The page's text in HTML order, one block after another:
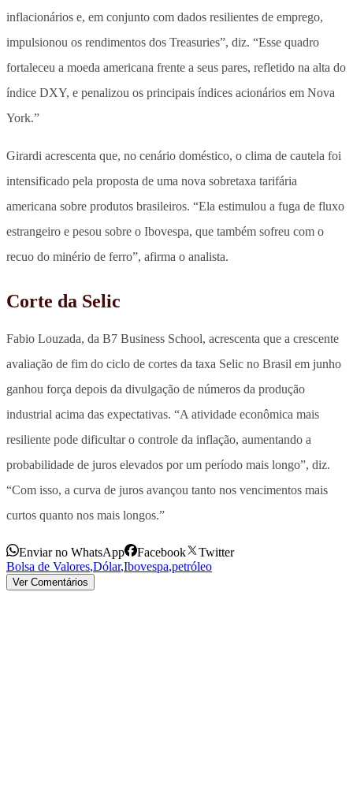
inflacionários e, em conjunto com dados resilientes de emprego,
impulsionou os rendimentos dos Treasuries”, diz. “Esse quadro
fortaleceu a moeda americana frente a seus pares, refletido na alta do
índice DXY, e penalizou os principais índices acionários em Nova
York.”
Girardi acrescenta que, no cenário doméstico, o clima de cautela foi
intensificado pela proposta de uma nova sobretaxa tarifária
americana sobre produtos brasileiros. “Ela estimulou a fuga de fluxo
estrangeiro e pesou sobre o Ibovespa, que também sofreu com o
recuo do minério de ferro”, afirma o analista.
Corte da Selic
Fabio Louzada, da B7 Business School, acrescenta que a crescente
avaliação de fim do ciclo de cortes da taxa Selic no Brasil em junho
ganhou força depois da divulgação de números da produção
industrial acima das expectativas. “A atividade econômica mais
resiliente pode dificultar o controle da inflação, aumentando a
probabilidade de juros elevados por um período mais longo”, diz.
“Com isso, a curva de juros avançou tanto nos vencimentos mais
curtos quanto nos mais longos.”
Enviar no WhatsApp Facebook
Twitter
Bolsa de Valores,Dólar,Ibovespa,petróleo
Ver Comentários